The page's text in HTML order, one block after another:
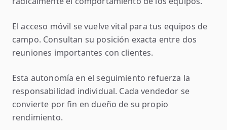
El acceso móvil se vuelve vital para tus equipos de
campo. Consultan su posición exacta entre dos
reuniones importantes con clientes.
Esta autonomía en el seguimiento refuerza la
responsabilidad individual. Cada vendedor se
convierte por fin en dueño de su propio
rendimiento.